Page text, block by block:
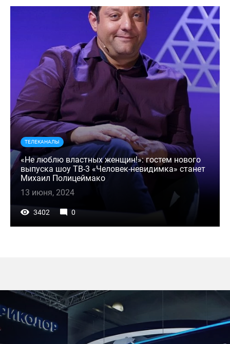
ТЕЛЕКАНАЛЫ
«Не люблю властных женщин!»: гостем нового
выпуска шоу ТВ-3 «Человек-невидимка» станет
Михаил Полицеймако
13 июня, 2024
3402 0